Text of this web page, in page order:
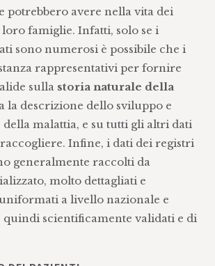
potrebbero avere nella vita dei
famiglie. Infatti, solo se i
sono numerosi è possibile che i
rappresentativi per fornire
sulla storia naturale della
la descrizione dello sviluppo e
della malattia, e su tutti gli altri dati
Infine, i dati dei registri
generalmente raccolti da
molto dettagliati e
a livello nazionale e
scientificamente validati e di